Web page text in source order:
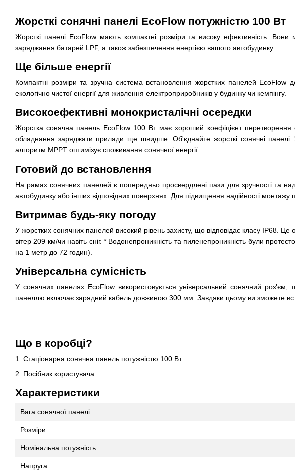
Жорсткі сонячні панелі EcoFlow потужністю 100 Вт
Жорсткі панелі EcoFlow мають компактні розміри та високу ефективність. Вони
заряджання батарей LPF, а також забезпечення енергією вашого автобудинку
Ще більше енергії
Компактні розміри та зручна система встановлення жорстких панелей
екологічно чистої енергії для живлення електроприробників у будинку чи кемпінгу.
Високоефективні монокристалічні осередки
Жорстка сонячна панель EcoFlow 100 Вт має хороший коефіцієнт перетворення
обладнання заряджати прилади ще швидше. Об'єднайте жорсткі сонячні
алгоритм MPPT оптимізує споживання сонячної енергії.
Готовий до встановлення
На рамах сонячних панелей є попередньо просвердлені пази для зручності та
автобудинку або інших відповідних поверхнях. Для підвищення надійності монтажу
Витримає будь-яку погоду
У жорстких сонячних панелей високий рівень захисту, що відповідає класу IP68.
вітер 209 км/чи навіть сніг. * Водонепроникність та пиленепроникність були
на 1 метр до 72 годин).
Універсальна сумісність
У сонячних панелях EcoFlow використовується універсальний сонячний
панеллю включає зарядний кабель довжиною 300 мм. Завдяки цьому ви зможете
Що в коробці?
1. Стаціонарна сонячна панель потужністю 100 Вт
2. Посібник користувача
Характеристики
Вага сонячної панелі
Розміри
Номінальна потужність
Напруга